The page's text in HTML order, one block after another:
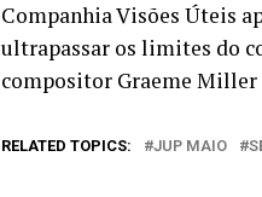
Companhia Visões Úteis
ultrapassar os limites do
compositor Graeme Miller
RELATED TOPICS: JUP MAIO